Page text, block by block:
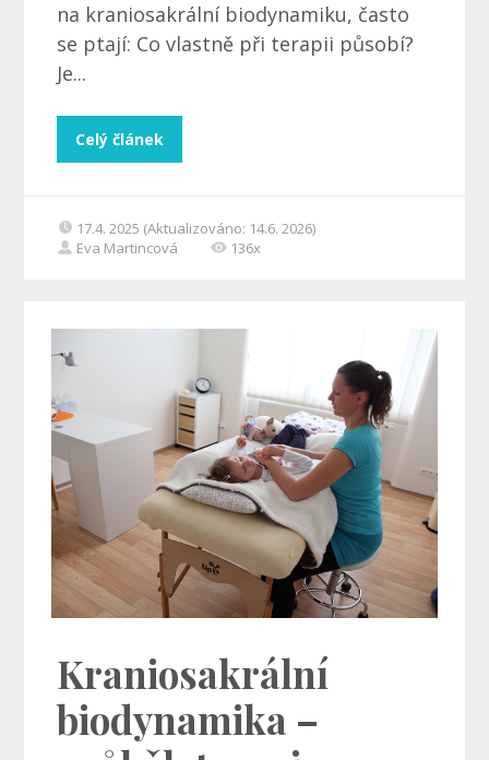
na kraniosakrální biodynamiku, často
se ptají: Co vlastně při terapii působí?
Je...
Celý článek
17.4. 2025 (Aktualizováno: 14.6. 2026)
Eva Martincová
136x
Kraniosakrální
biodynamika –